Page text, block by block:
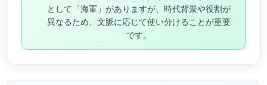
として「海軍」がありますが、時代背景や役割が
異なるため、文脈に応じて使い分けることが重要
です。